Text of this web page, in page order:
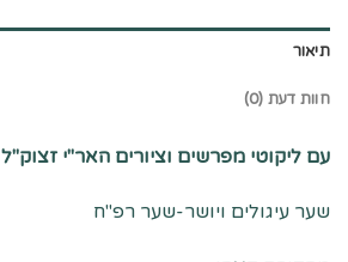
תיאור
חוות דעת (0)
עם ליקוטי מפרשים וציורים האר"י זצוק"ל
שער עיגולים ויושר-שער רפ"ח